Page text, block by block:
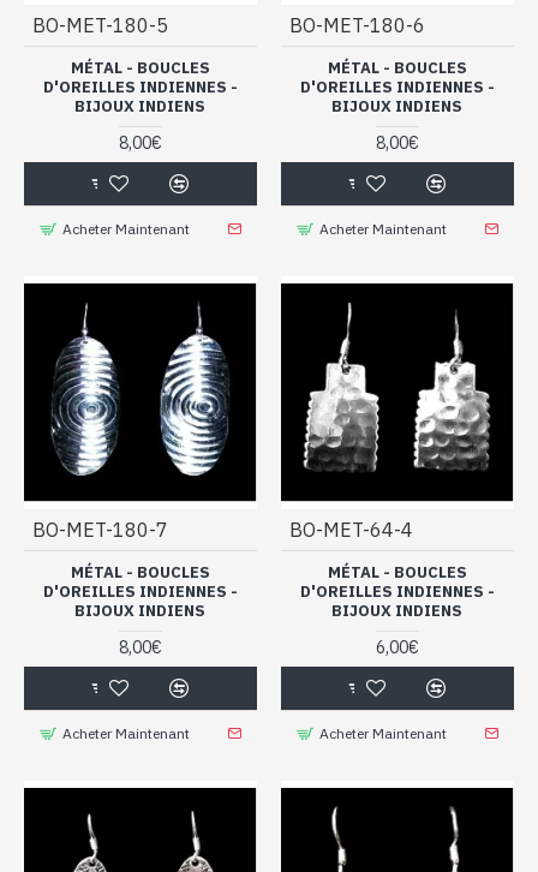
BO-MET-180-5
MÉTAL - BOUCLES
D'OREILLES INDIENNES -
BIJOUX INDIENS
8,00€
Acheter Maintenant
BO-MET-180-6
MÉTAL - BOUCLES
D'OREILLES INDIENNES -
BIJOUX INDIENS
8,00€
Acheter Maintenant
BO-MET-180-7
MÉTAL - BOUCLES
D'OREILLES INDIENNES -
BIJOUX INDIENS
8,00€
Acheter Maintenant
BO-MET-64-4
MÉTAL - BOUCLES
D'OREILLES INDIENNES -
BIJOUX INDIENS
6,00€
Acheter Maintenant